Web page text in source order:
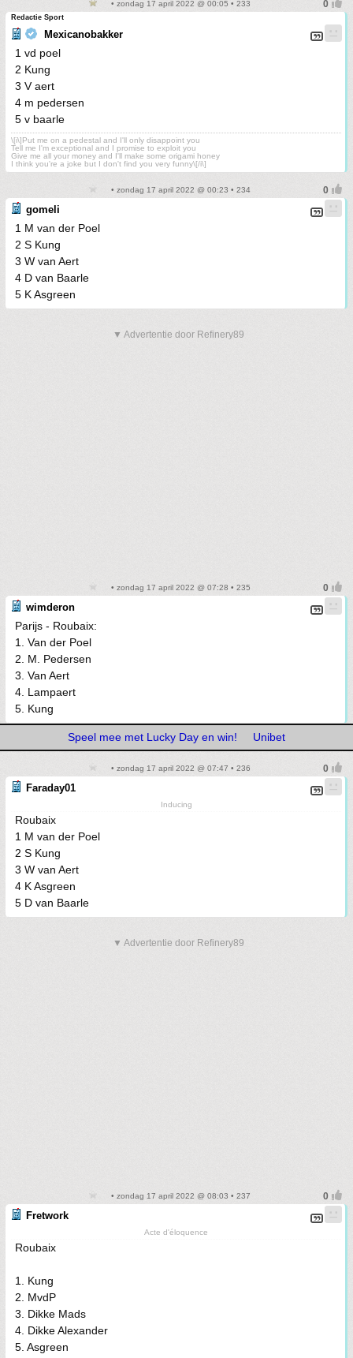
• zondag 17 april 2022 @ 00:05 • 233
Redactie Sport
Mexicanobakker
1 vd poel
2 Kung
3 V aert
4 m pedersen
5 v baarle
\[i\]Put me on a pedestal and I'll only disappoint you
Tell me I'm exceptional and I promise to exploit you
Give me all your money and I'll make some origami honey
I think you're a joke but I don't find you very funny\[/i\]
• zondag 17 april 2022 @ 00:23 • 234
gomeli
1 M van der Poel
2 S Kung
3 W van Aert
4 D van Baarle
5 K Asgreen
▼ Advertentie door Refinery89
• zondag 17 april 2022 @ 07:28 • 235
wimderon
Parijs - Roubaix:
1. Van der Poel
2. M. Pedersen
3. Van Aert
4. Lampaert
5. Kung
Speel mee met Lucky Day en win! Unibet
• zondag 17 april 2022 @ 07:47 • 236
Faraday01
Inducing
Roubaix
1 M van der Poel
2 S Kung
3 W van Aert
4 K Asgreen
5 D van Baarle
▼ Advertentie door Refinery89
• zondag 17 april 2022 @ 08:03 • 237
Fretwork
Acte d'éloquence
Roubaix
1. Kung
2. MvdP
3. Dikke Mads
4. Dikke Alexander
5. Asgreen